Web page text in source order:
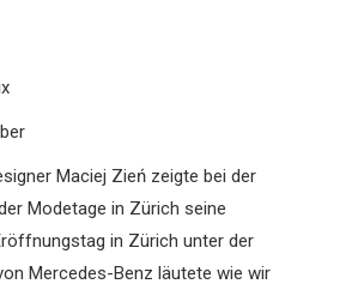
Maciej Zień zeigte bei der
Modetage in Zürich seine
in Zürich unter der
Mercedes-Benz läutete wie wir